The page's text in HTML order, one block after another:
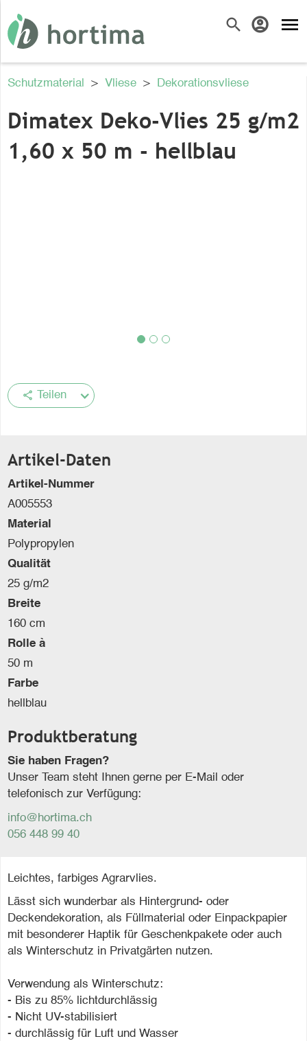
search account_circle menu
Schutzmaterial > Vliese > Dekorationsvliese
Dimatex Deko-Vlies 25 g/m2
1,60 x 50 m - hellblau
share Teilen
Artikel-Daten
Artikel-Nummer
A005553
Material
Polypropylen
Qualität
25 g/m2
Breite
160 cm
Rolle à
50 m
Farbe
hellblau
Produktberatung
Sie haben Fragen?
Unser Team steht Ihnen gerne per E-Mail oder
telefonisch zur Verfügung:
info@hortima.ch
056 448 99 40
Leichtes, farbiges Agrarvlies.
Lässt sich wunderbar als Hintergrund- oder
Deckendekoration, als Füllmaterial oder Einpackpapier
mit besonderer Haptik für Geschenkpakete oder auch
als Winterschutz in Privatgärten nutzen.
Verwendung als Winterschutz:
- Bis zu 85% lichtdurchlässig
- Nicht UV-stabilisiert
- durchlässig für Luft und Wasser